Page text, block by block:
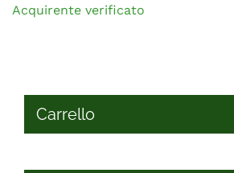
Carrello
Acquirente verificato